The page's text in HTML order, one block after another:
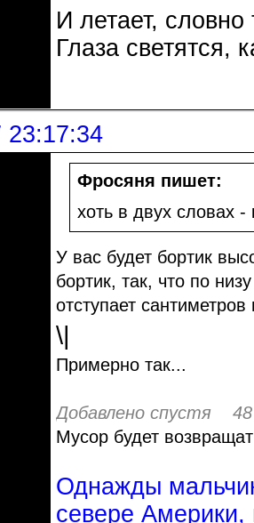
И летает, словно
Глаза светятся,
23:17:34
Фросяня пишет:
хоть в двух словах -
У вас будет бортик
бортик, так, что по
отступает
\|
Примерно так...
Добавлено спустя 48
Мусор будет
Однажды
севере